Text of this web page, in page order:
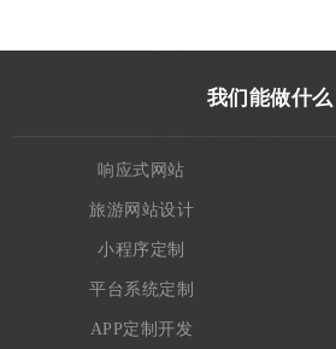
我们能做什么
响应式网站
旅游网站设计
小程序定制
平台系统定制
APP定制开发